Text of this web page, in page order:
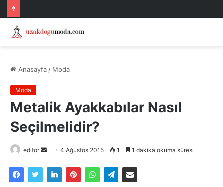
Anasayfa / Moda
Moda
Metalik Ayakkabılar Nasıl
Seçilmelidir?
editör
Bir
posta
4 Ağustos 2015 1 1 dakika okuma süresi